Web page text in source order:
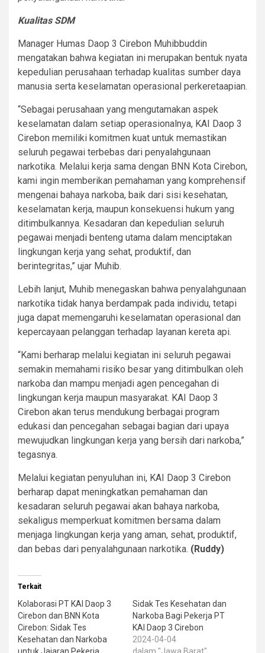
Kualitas SDM
Manager Humas Daop 3 Cirebon Muhibbuddin
mengatakan bahwa kegiatan ini merupakan bentuk nyata
kepedulian perusahaan terhadap kualitas sumber daya
manusia serta keselamatan operasional perkeretaapian.
“Sebagai perusahaan yang mengutamakan aspek
keselamatan dalam setiap operasionalnya, KAI Daop 3
Cirebon memiliki komitmen kuat untuk memastikan
seluruh pegawai terbebas dari penyalahgunaan
narkotika. Melalui kerja sama dengan BNN Kota Cirebon,
kami ingin memberikan pemahaman yang komprehensif
mengenai bahaya narkoba, baik dari sisi kesehatan,
keselamatan kerja, maupun konsekuensi hukum yang
ditimbulkannya. Kesadaran dan kepedulian seluruh
pegawai menjadi benteng utama dalam menciptakan
lingkungan kerja yang sehat, produktif, dan
berintegritas,” ujar Muhib.
Lebih lanjut, Muhib menegaskan bahwa penyalahgunaan
narkotika tidak hanya berdampak pada individu, tetapi
juga dapat memengaruhi keselamatan operasional dan
kepercayaan pelanggan terhadap layanan kereta api.
“Kami berharap melalui kegiatan ini seluruh pegawai
semakin memahami risiko besar yang ditimbulkan oleh
narkoba dan mampu menjadi agen pencegahan di
lingkungan kerja maupun masyarakat. KAI Daop 3
Cirebon akan terus mendukung berbagai program
edukasi dan pencegahan sebagai bagian dari upaya
mewujudkan lingkungan kerja yang bersih dari narkoba,”
tegasnya.
Melalui kegiatan penyuluhan ini, KAI Daop 3 Cirebon
berharap dapat meningkatkan pemahaman dan
kesadaran seluruh pegawai akan bahaya narkoba,
sekaligus memperkuat komitmen bersama dalam
menjaga lingkungan kerja yang aman, sehat, produktif,
dan bebas dari penyalahgunaan narkotika. (Ruddy)
Terkait
Kolaborasi PT KAI Daop 3
Cirebon dan BNN Kota
Cirebon: Sidak Tes
Kesehatan dan Narkoba
Sidak Tes Kesehatan dan
Narkoba Bagi Pekerja PT
KAI Daop 3 Cirebon
2024-04-04